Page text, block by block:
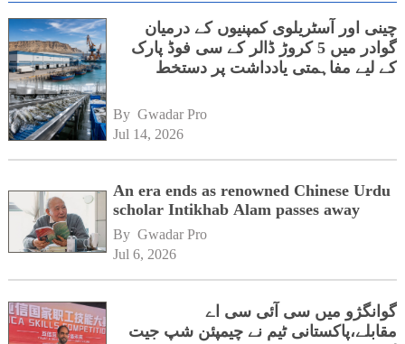
چینی اور آسٹریلوی کمپنیوں کے درمیان
گوادر میں 5 کروڑ ڈالر کے سی فوڈ پارک
کے لیے مفاہمتی یادداشت پر دستخط
By Gwadar Pro
Jul 14, 2026
An era ends as renowned Chinese Urdu
scholar Intikhab Alam passes away
By Gwadar Pro
Jul 6, 2026
گوانگژو میں سی آئی سی اے
مقابلے،پاکستانی ٹیم نے چیمپئن شپ جیت